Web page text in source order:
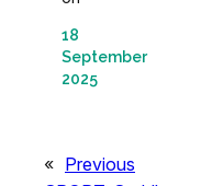
18
September
2025
« Previous